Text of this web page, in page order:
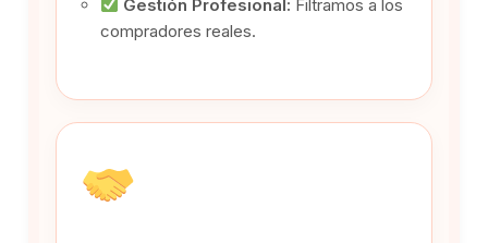
Gestión Profesional: Filtramos a los
compradores reales.